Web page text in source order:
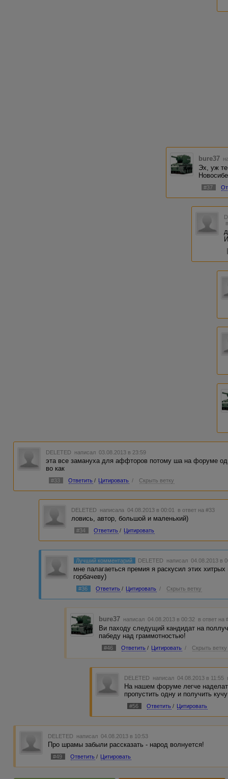
bure37
Эх, уж
#37
DELETED написал 03.08.2013 в 23:59
эта все замануха для аффторов потому ша на форуме
во как
#33 Ответить / Цитировать / Скрыть ветку
DELETED написала 04.08.2013 в 00:01 в ответ на #33
ловись, автор, большой и маленький)
#34 Ответить / Цитировать
Лучший комментарий DELETED написал 04.08.2013 в
мне палагаеться премия я раскусил этих
горбачеву)
#36 Ответить / Цитировать / Скрыть ветку
bure37 написал 04.08.2013 в 00:32 в ответ на
Ви паходу следущий кандидат на
пабеду над граммотностью!
#46 Ответить / Цитировать / Скрыть ветку
DELETED написал 04.08.2013 в 11:55
На нашем форуме легче
пропустить одну и получить
#56 Ответить / Цитировать
DELETED написал 04.08.2013 в 10:53
Про шрамы забыли рассказать - народ волнуется!
#49 Ответить / Цитировать